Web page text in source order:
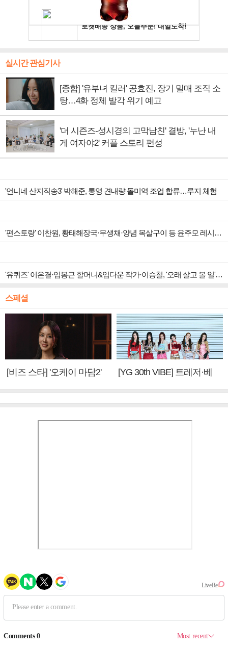
실시간 관심기사
[종합] '유부녀 킬러' 공효진, 장기 밀매 조직 소
탕…4화 정체 발각 위기 예고
'더 시즌즈-성시경의 고막남친' 결방, '누난 내
게 여자야2' 커플 스토리 편성
'언니네 산지직송3' 박해준, 통영 견내량 돌미역 조업 합류…루지 체험
'편스토랑' 이찬원, 황태해장국·무생채·양념 목살구이 등 윤주모 레시피 섭렵
'유퀴즈' 이은결·임봉근 할머니&임다운 작가·이승철, '오래 살고 볼 일' 특집 출격
스페셜
[비즈 스타] '오케이 마담2'
[YG 30th VIBE] 트레저·베